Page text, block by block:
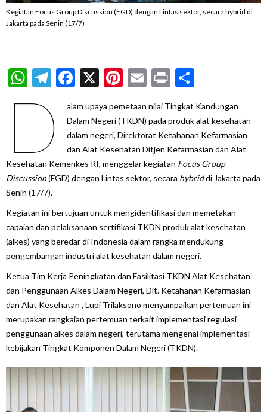
Kegiatan Focus Group Discussion (FGD) dengan Lintas sektor, secara hybrid di
Jakarta pada Senin (17/7)
WhatsApp
Telegram
Facebook
X Pinterest
Email
Print
D
alam upaya pemetaan nilai Tingkat Kandungan
Dalam Negeri (TKDN) pada produk alat kesehatan
dalam negeri, Direktorat Ketahanan Kefarmasian
dan Alat Kesehatan Ditjen Kefarmasian dan Alat
Kesehatan Kemenkes RI, menggelar kegiatan Focus Group
Discussion(FGD) dengan Lintas sektor, secara hybriddi Jakarta pada
Senin (17/7).
Kegiatan ini bertujuan untuk mengidentifikasi dan memetakan
capaian dan pelaksanaan sertifikasi TKDN produk alat kesehatan
(alkes) yang beredar di Indonesia dalam rangka mendukung
pengembangan industri alat kesehatan dalam negeri.
Ketua Tim Kerja Peningkatan dan Fasilitasi TKDN Alat Kesehatan
dan Penggunaan Alkes Dalam Negeri, Dit. Ketahanan Kefarmasian
dan Alat Kesehatan , Lupi Trilaksono menyampaikan pertemuan ini
merupakan rangkaian pertemuan terkait implementasi regulasi
penggunaan alkes dalam negeri, terutama mengenai implementasi
kebijakan Tingkat Komponen Dalam Negeri (TKDN).